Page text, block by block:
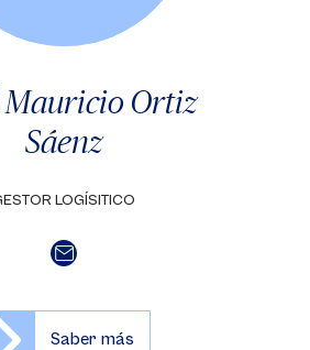
Mauricio Ortiz
Sáenz
LOGÍSITICO
Saber más